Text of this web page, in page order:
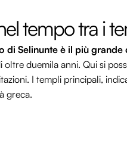
tempo tra i
di Selinunte è il più grande
duemila anni. Qui si
I templi principali,
greca.